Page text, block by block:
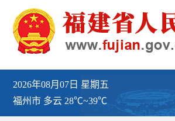
2026年08月07日 星期五
福州市 多云 28℃~39℃